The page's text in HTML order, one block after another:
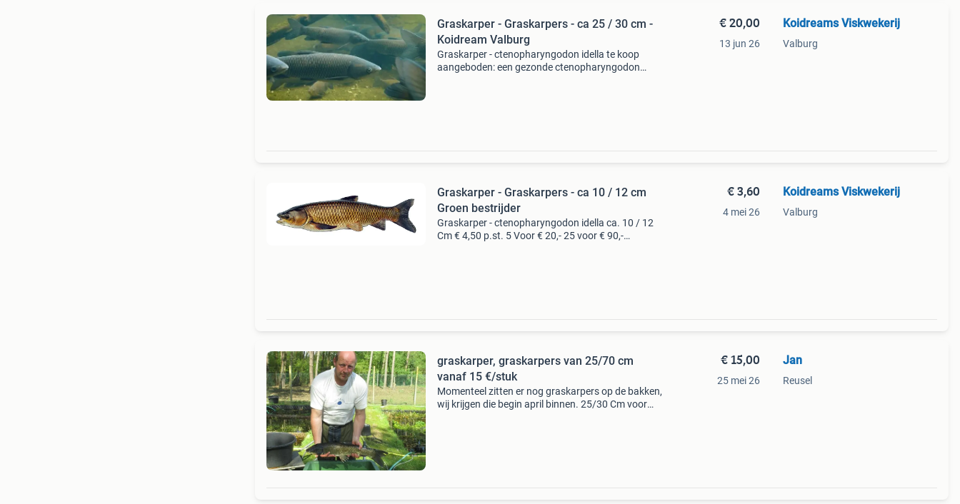
Graskarper - Graskarpers - ca 25 / 30 cm -
Koidream Valburg
Graskarper - ctenopharyngodon idella te koop
aangeboden: een gezonde ctenopharyngodon
€ 20,00
13 jun 26
Koidreams Viskwekerij
Valburg
Graskarper - Graskarpers - ca 10 / 12 cm
Groen bestrijder
Graskarper - ctenopharyngodon idella ca. 10 / 12
Cm € 4,50 p.st. 5 Voor € 20,- 25 voor € 90,-
€ 3,60
4 mei 26
Koidreams Viskwekerij
Valburg
graskarper, graskarpers van 25/70 cm
vanaf 15 €/stuk
Momenteel zitten er nog graskarpers op de bakken,
wij krijgen die begin april binnen. 25/30 Cm voor
€ 15,00
25 mei 26
Jan
Reusel